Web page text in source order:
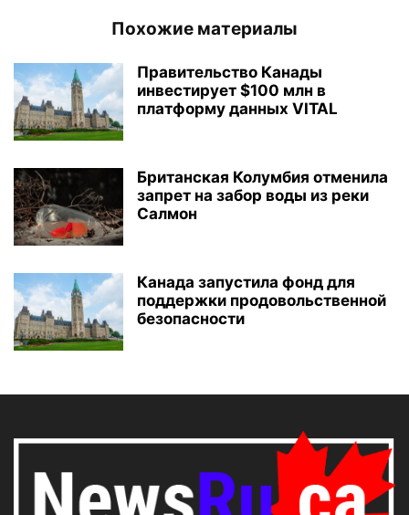
Похожие материалы
Правительство Канады
инвестирует $100 млн в
платформу данных VITAL
Британская Колумбия отменила
запрет на забор воды из реки
Салмон
Канада запустила фонд для
поддержки продовольственной
безопасности